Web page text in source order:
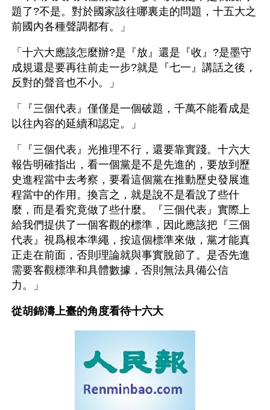
題了?不是。對於國家該往哪裏走的問題，十五大之
前國內各種聲調都有。」
「十六大應該怎麼辦?是『放』還是『收』?是墨守
成規還是要再往前走一步?就是『七一』講話之後，
反對的聲音也不小。」
「『三個代表』僅僅是一個破題，千萬不能看成是
以往內容的延續和認定。」
「『三個代表』光推理不行，還要靠實踐。十六大
報告明確指出，看一個黨是不是先進的，要放到歷
史進程當中去考察，要看這個黨在推動歷史發展進
程當中的作用。換言之，就是說不是看說了些什
麼，而是看究竟做了些什麼。『三個代表』實際上
給我們提供了一個客觀的標準，因此應該把『三個
代表』視爲根本準繩，按這個標準來做，黨才能真
正走在前面，否則理論就與事實脫節了。是否先進
需要客觀標準和具體數據，否則無法具備公信
力。」
從胡錦濤上臺的角度看待十六大